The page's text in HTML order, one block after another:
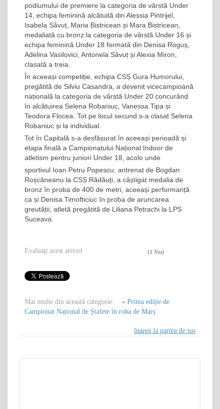
podiumului de premiere la categoria de vârstă Under
14, echipa feminină alcătuită din Alessia Pintrijel,
Isabela Săvuț, Maria Bistricean și Mara Bistricean,
medaliată cu bronz la categoria de vârstă Under 16 și
echipa feminină Under 18 formată din Denisa Roguș,
Adelina Vasilovici, Antonela Săvuț și Alexia Miron,
clasată a treia.
În aceeași competiție, echipa CSȘ Gura Humorului,
pregătită de Silviu Casandra, a devenit vicecampioană
națională la categoria de vârstă Under 20 concurând
în alcătuirea Selena Robaniuc, Vanessa Tipa și
Teodora Flocea. Tot pe locul secund s-a clasat Selena
Robaniuc și la individual.
Tot în Capitală s-a desfășurat în aceeași perioadă și
etapa finală a Campionatului Național Indoor de
atletism pentru juniori Under 18, acolo unde
sportivul Ioan Petru Popescu, antrenat de Bogdan
Roșcăneanu la CSȘ Rădăuți, a câștigat medalia de
bronz în proba de 400 de metri, aceeași performanță
ca și Denisa Timofticiuc în proba de aruncarea
greutății, atletă pregătită de Liliana Petrachi la LPS
Suceava.
Evaluaţi acest articol (1 Vot)
Mai multe din această categorie:
« Prima ediție de
Campionat Național de Ștafete în roba de Marș
înapoi la partea de sus